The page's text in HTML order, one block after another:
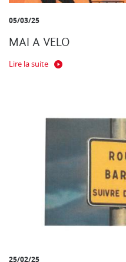
05/03/25
MAI A VELO
Lire la suite
25/02/25